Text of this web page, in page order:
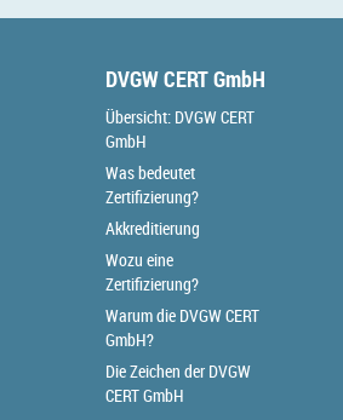
DVGW CERT GmbH
Übersicht: DVGW CERT
GmbH
Was bedeutet
Zertifizierung?
Akkreditierung
Wozu eine
Zertifizierung?
Warum die DVGW CERT
GmbH?
Die Zeichen der DVGW
CERT GmbH